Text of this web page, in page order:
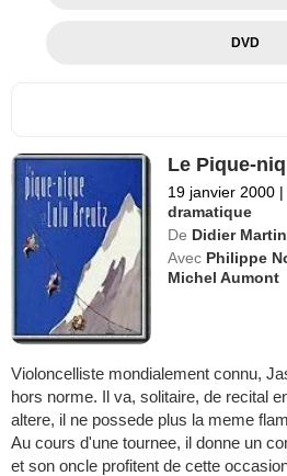
DVD
Le Pique-
19 janvier 2000 |
dramatique
De Didier
Avec Philippe
Michel Aumont
Violoncelliste mondialement connu,
hors norme. Il va, solitaire, de recital
altere, il ne possede plus la meme
Au cours d'une tournee, il donne un
et son oncle profitent de cette